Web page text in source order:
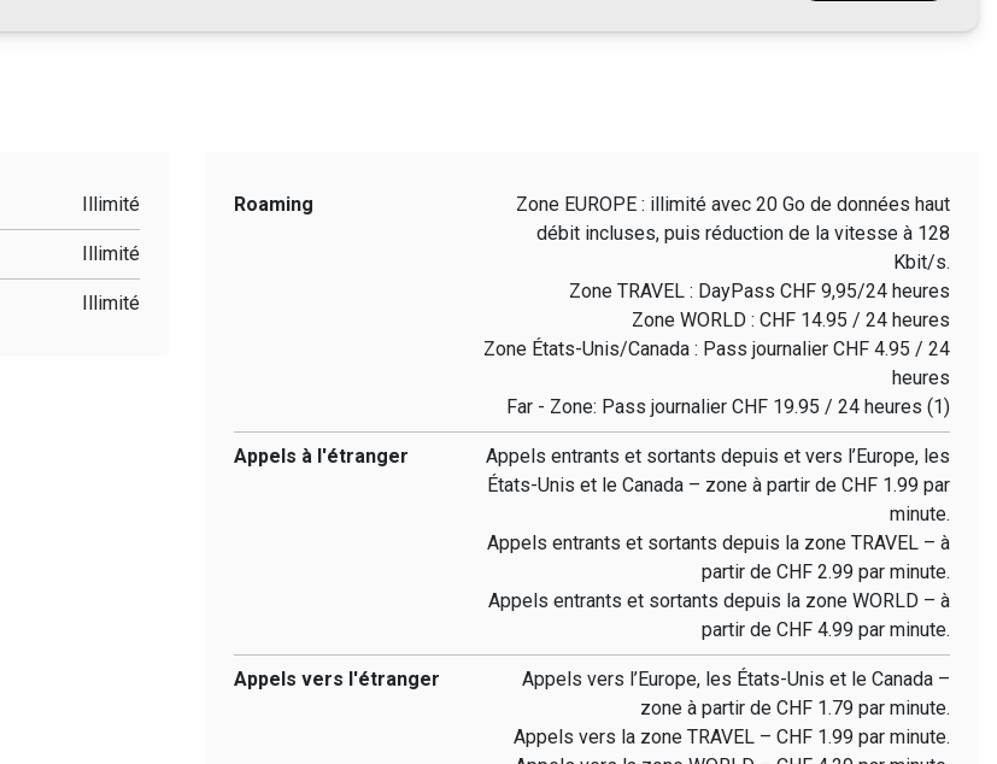
Illimité
Illimité
Illimité
Roaming
Zone EUROPE : illimité avec 20 Go de données haut
débit incluses, puis réduction de la vitesse à 128
Kbit/s.
Zone TRAVEL : DayPass CHF 9,95/24 heures
Zone WORLD : CHF 14.95 / 24 heures
Zone États-Unis/Canada : Pass journalier CHF 4.95 / 24
heures
Far - Zone: Pass journalier CHF 19.95 / 24 heures (1)
Appels à l'étranger
Appels entrants et sortants depuis et vers l’Europe, les
États-Unis et le Canada – zone à partir de CHF 1.99 par
minute.
Appels entrants et sortants depuis la zone TRAVEL – à
partir de CHF 2.99 par minute.
Appels entrants et sortants depuis la zone WORLD – à
partir de CHF 4.99 par minute.
Appels vers l'étranger
Appels vers l’Europe, les États-Unis et le Canada –
zone à partir de CHF 1.79 par minute.
Appels vers la zone TRAVEL – CHF 1.99 par minute.